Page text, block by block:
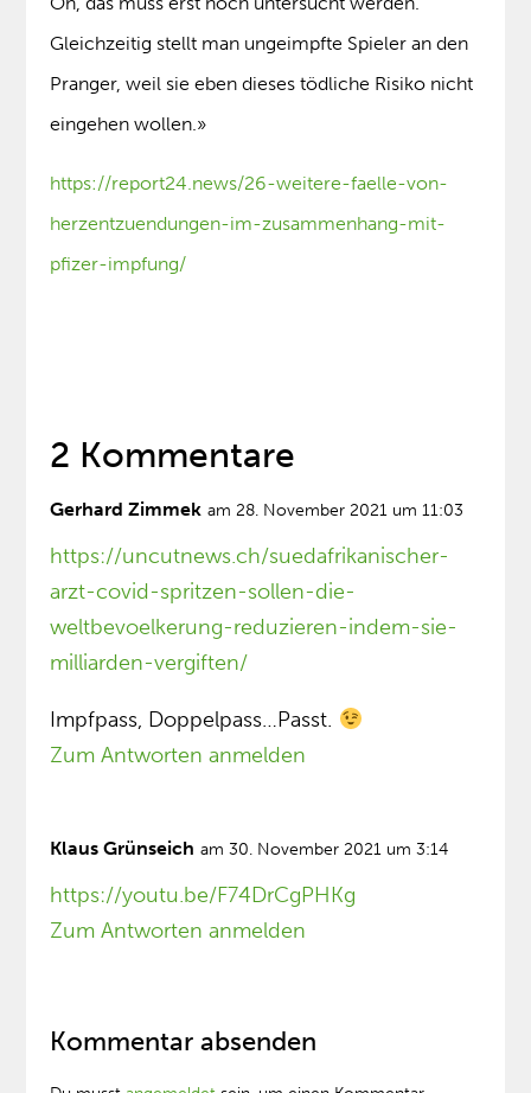
Gleichzeitig stellt man ungeimpfte Spieler an den
Pranger, weil sie eben dieses tödliche Risiko nicht
eingehen wollen.»
https://report24.news/26-weitere-faelle-von-
herzentzuendungen-im-zusammenhang-mit-
pfizer-impfung/
2 Kommentare
Gerhard Zimmek am 28. November 2021 um 11:03
https://uncutnews.ch/suedafrikanischer-
arzt-covid-spritzen-sollen-die-
weltbevoelkerung-reduzieren-indem-sie-
milliarden-vergiften/
Impfpass, Doppelpass…Passt.
Zum Antworten anmelden
Klaus Grünseich am 30. November 2021 um 3:14
https://youtu.be/F74DrCgPHKg
Zum Antworten anmelden
Kommentar absenden